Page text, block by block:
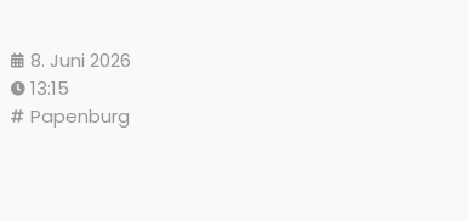
8. Juni 2026
13:15
Papenburg